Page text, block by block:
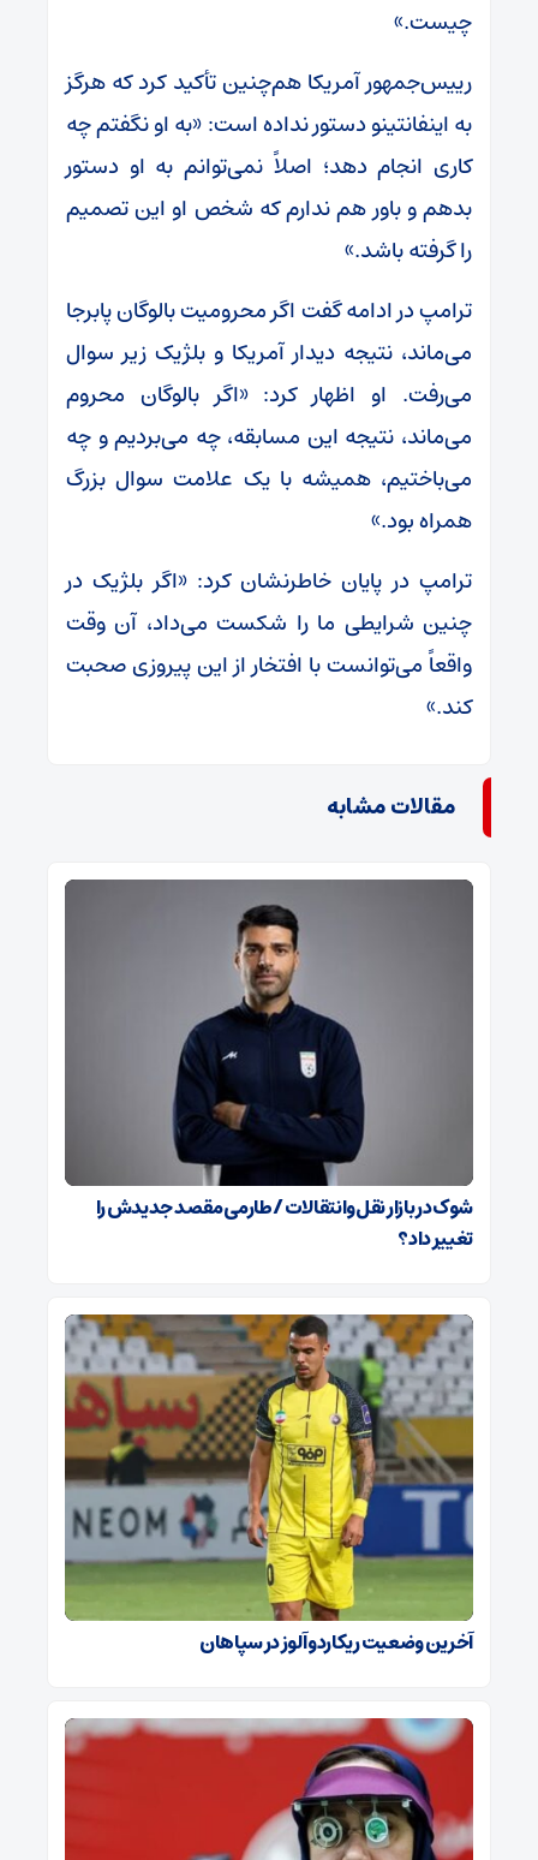
چیست.»
رییس‌جمهور آمریکا هم‌چنین تأکید کرد که هرگز
به اینفانتینو دستور نداده است: «به او نگفتم چه
کاری انجام دهد؛ اصلاً نمی‌توانم به او دستور
بدهم و باور هم ندارم که شخص او این تصمیم
را گرفته باشد.»
ترامپ در ادامه گفت اگر محرومیت بالوگان پابرجا
می‌ماند، نتیجه دیدار آمریکا و بلژیک زیر سوال
می‌رفت. او اظهار کرد: «اگر بالوگان محروم
می‌ماند، نتیجه این مسابقه، چه می‌بردیم و چه
می‌باختیم، همیشه با یک علامت سوال بزرگ
همراه بود.»
ترامپ در پایان خاطرنشان کرد: «اگر بلژیک در
چنین شرایطی ما را شکست می‌داد، آن وقت
واقعاً می‌توانست با افتخار از این پیروزی صحبت
کند.»
مقالات مشابه
شوک در بازار نقل‌وانتقالات / طارمی مقصد جدیدش را
تغییر داد؟
آخرین وضعیت ریکاردو آلوز در سپاهان